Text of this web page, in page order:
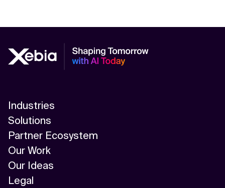
Industries
Solutions
Partner Ecosystem
Our Work
Our Ideas
Legal